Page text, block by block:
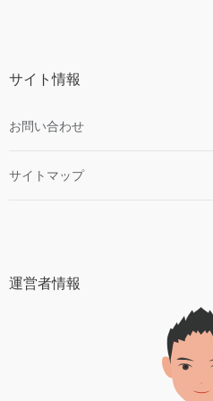
サイト情報
お問い合わせ
サイトマップ
運営者情報